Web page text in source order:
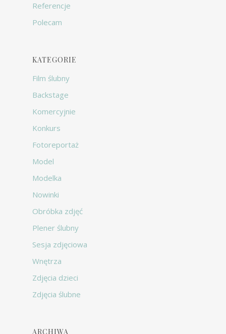
Referencje
Polecam
KATEGORIE
Film ślubny
Backstage
Komercyjnie
Konkurs
Fotoreportaż
Model
Modelka
Nowinki
Obróbka zdjęć
Plener ślubny
Sesja zdjęciowa
Wnętrza
Zdjęcia dzieci
Zdjęcia ślubne
ARCHIWA